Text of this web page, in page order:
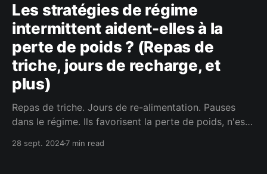
Les stratégies de régime
intermittent aident-elles à la
perte de poids ? (Repas de
triche, jours de recharge, et
plus)
Repas de triche. Jours de re-alimentation. Pauses
dans le régime. Ils favorisent la perte de poids, n'est-
stratégies de régime intermittent révèlent.
28 sept. 20247 min read